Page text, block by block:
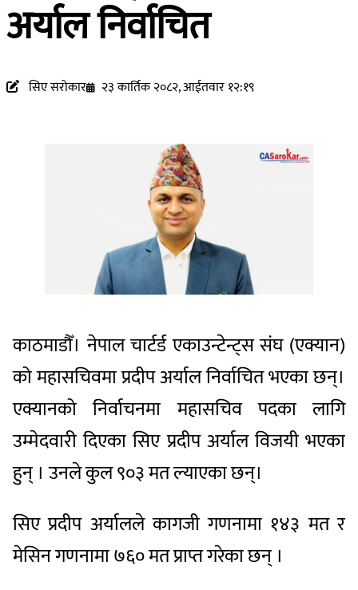
अर्याल निर्वाचित
सिए सरोकार २३ कार्तिक २०८२, आईतवार १२:१९
काठमाडौँ। नेपाल चार्टर्ड एकाउन्टेन्ट्स संघ (एक्यान)
को महासचिवमा प्रदीप अर्याल निर्वाचित भएका छन्।
एक्यानको निर्वाचनमा महासचिव पदका लागि
उम्मेदवारी दिएका सिए प्रदीप अर्याल विजयी भएका
हुन् । उनले कुल ९०३ मत ल्याएका छन्।
सिए प्रदीप अर्यालले कागजी गणनामा १४३ मत र
मेसिन गणनामा ७६० मत प्राप्त गरेका छन् ।